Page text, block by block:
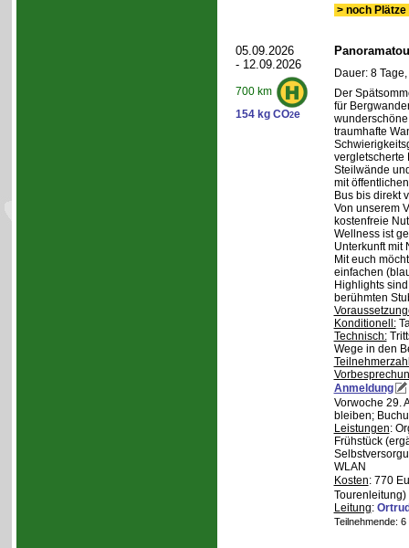
> noch
05.09.2026
- 12.09.2026
700 km
154 kg CO2e
Dauer: 8
Der
für
traumhafte
vergletscherte
Steilwände
mit
Bus bis direkt
Von unserem
kostenfreie
Wellness ist
Unterkunft mit
Mit euch
einfachen
Highlights
berühmten
Konditionell:
Technisch:
Wege in den
Anmeldung
Vorwoche 29.
bleiben;
Leistungen:
Frühstück
WLAN
Kosten: 770
Tourenleitung)
Leitung:
Teilnehmende: